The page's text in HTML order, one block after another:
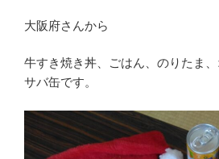
大阪府さんから
牛すき焼き丼、ごはん、のりたま、
サバ缶です。